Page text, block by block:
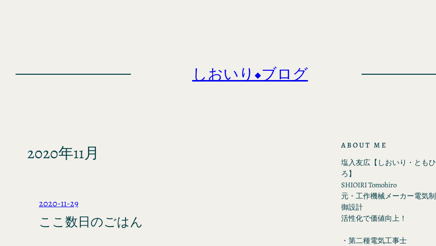
しおいり◆ブログ
2020年11月
2020-11-29
ここ数日のごはん
ABOUT ME
塩入友広【しおいり・ともひ
ろ】
SHIOIRI Tomohiro
元・工作機械メーカー電気制
御設計
活性化で価値向上！
・第二種電気工事士